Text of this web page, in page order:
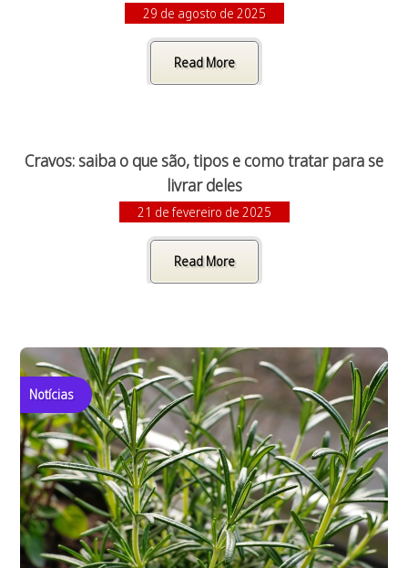
29 de agosto de 2025
Read More
Cravos: saiba o que são, tipos e como tratar para se
livrar deles
21 de fevereiro de 2025
Read More
Notícias